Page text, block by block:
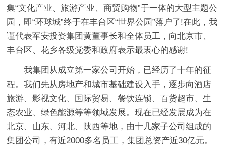
集“文化产业、旅游产业、商贸购物”于一体的大型主题公
园，即“环球城”终于在丰台区“世界公园”落户了!在此，我
谨代表军安投资集团黄董事长和全体员工，向北京市、
丰台区、花乡各级党委和政府表示最衷心的感谢!
我集团从成立第一家公司开始，已经历了十年的征
程。我们先从房地产和城市基础建设入手，逐步向酒店
旅游、影视文化、国际贸易、餐饮连锁、百货超市、生
态农业、绿色能源等等领域发展。现在已经发展成为在
北京、山东、河北、陕西等地，由十几家子公司组成的
集团公司，有近2000多名员工，集团总资产近30亿元。